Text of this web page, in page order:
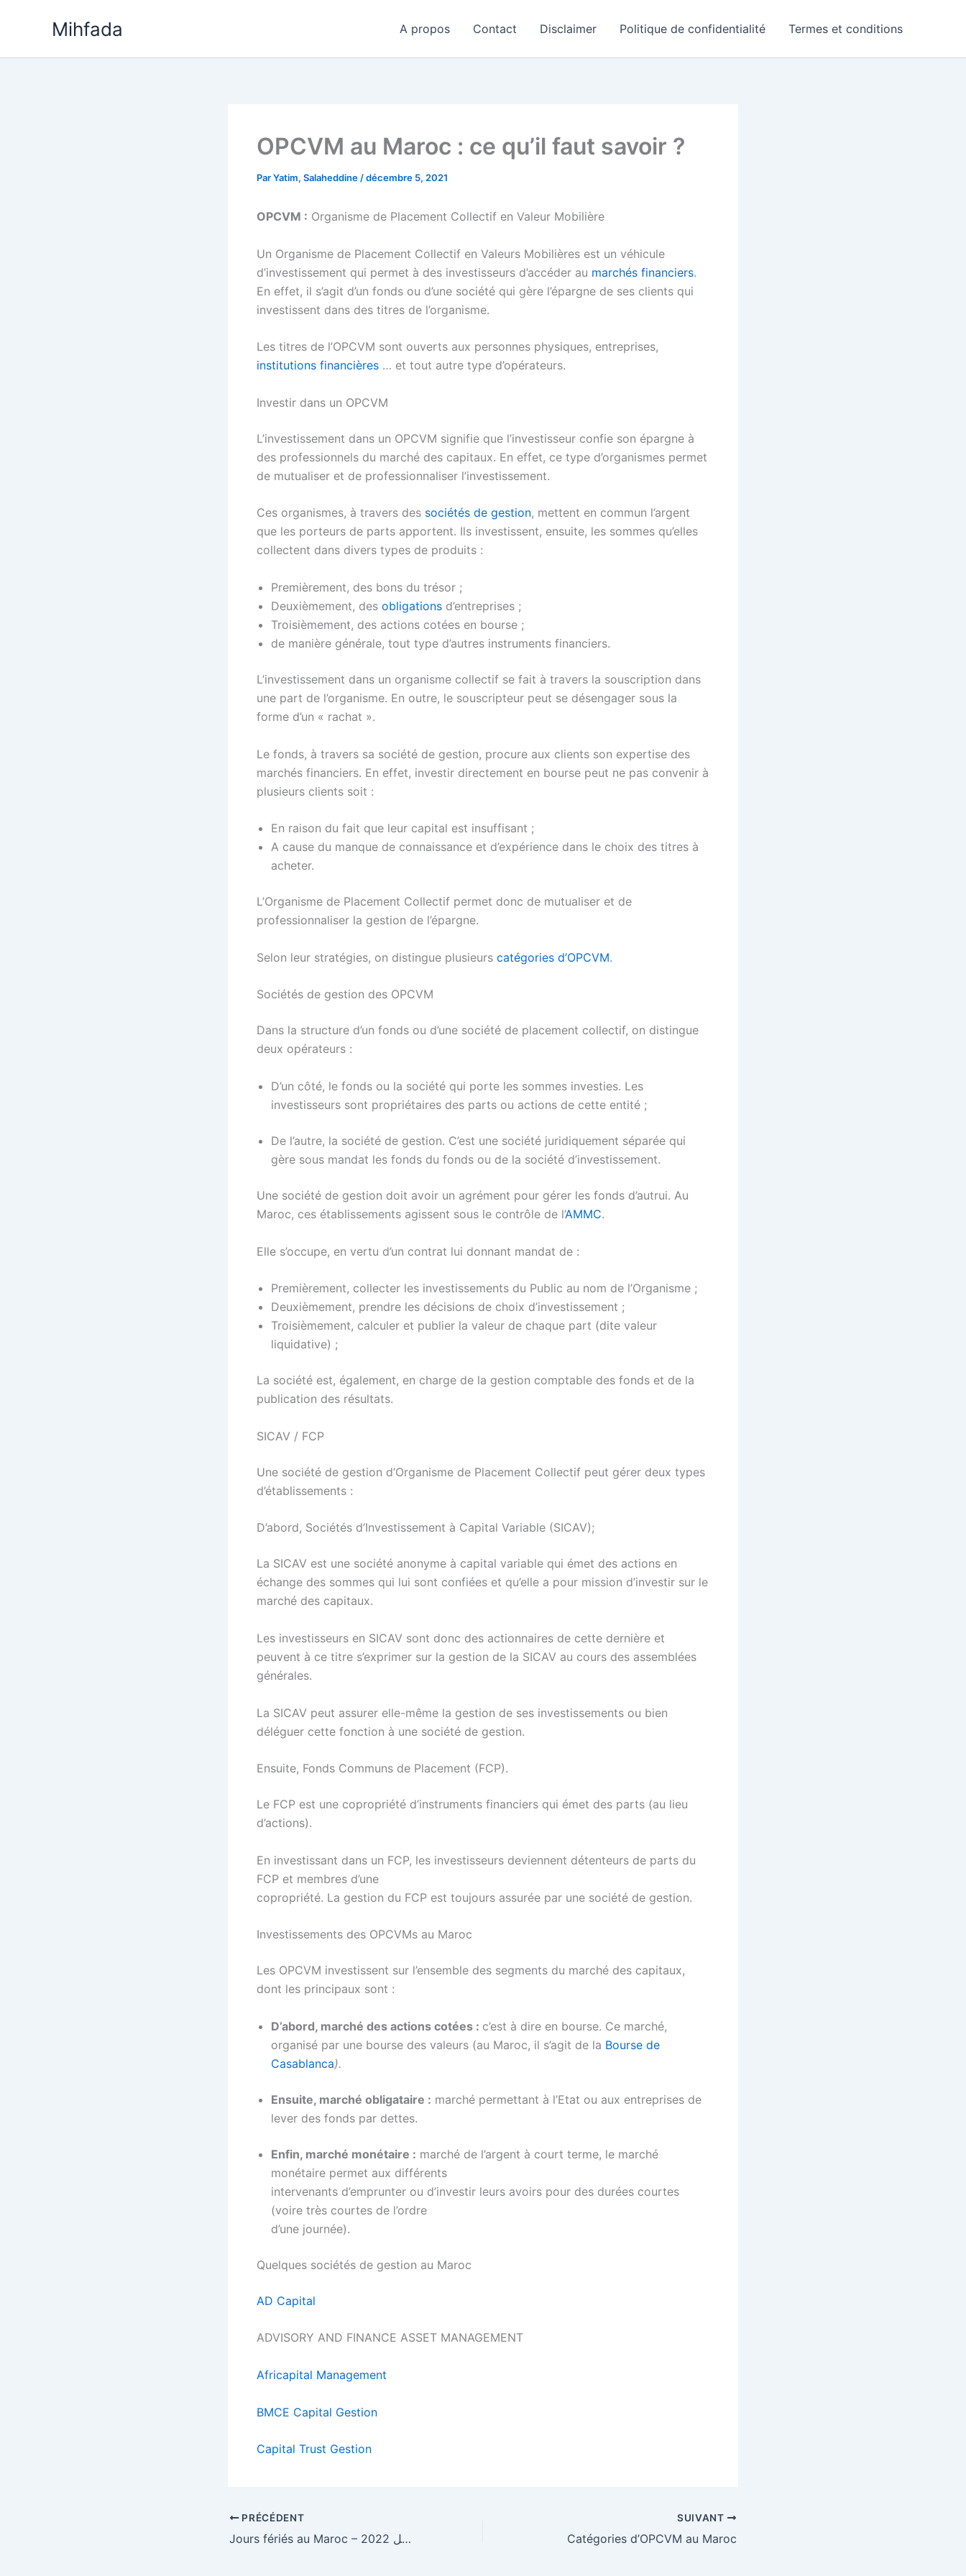
Mihfada A propos Contact Disclaimer Politique de confidentialité Termes et conditions
OPCVM au Maroc : ce qu’il faut savoir ?
ParYatim, Salaheddine /décembre 5, 2021
OPCVM : Organisme de Placement Collectif en Valeur Mobilière
Un Organisme de Placement Collectif en Valeurs Mobilières est un véhicule
d’investissement qui permet à des investisseurs d’accéder au marchés financiers.
En effet, il s’agit d’un fonds ou d’une société qui gère l’épargne de ses clients qui
investissent dans des titres de l’organisme.
Les titres de l’OPCVM sont ouverts aux personnes physiques, entreprises,
institutions financières … et tout autre type d’opérateurs.
Investir dans un OPCVM
L’investissement dans un OPCVM signifie que l’investisseur confie son épargne à
des professionnels du marché des capitaux. En effet, ce type d’organismes permet
de mutualiser et de professionnaliser l’investissement.
Ces organismes, à travers des sociétés de gestion, mettent en commun l’argent
que les porteurs de parts apportent. Ils investissent, ensuite, les sommes qu’elles
collectent dans divers types de produits :
Premièrement, des bons du trésor ;
Deuxièmement, des obligations d’entreprises ;
Troisièmement, des actions cotées en bourse ;
de manière générale, tout type d’autres instruments financiers.
L’investissement dans un organisme collectif se fait à travers la souscription dans
une part de l’organisme. En outre, le souscripteur peut se désengager sous la
forme d’un « rachat ».
Le fonds, à travers sa société de gestion, procure aux clients son expertise des
marchés financiers. En effet, investir directement en bourse peut ne pas convenir à
plusieurs clients soit :
En raison du fait que leur capital est insuffisant ;
A cause du manque de connaissance et d’expérience dans le choix des titres à
acheter.
L’Organisme de Placement Collectif permet donc de mutualiser et de
professionnaliser la gestion de l’épargne.
Selon leur stratégies, on distingue plusieurs catégories d’OPCVM.
Sociétés de gestion des OPCVM
Dans la structure d’un fonds ou d’une société de placement collectif, on distingue
deux opérateurs :
D’un côté, le fonds ou la société qui porte les sommes investies. Les
investisseurs sont propriétaires des parts ou actions de cette entité ;
De l’autre, la société de gestion. C’est une société juridiquement séparée qui
gère sous mandat les fonds du fonds ou de la société d’investissement.
Une société de gestion doit avoir un agrément pour gérer les fonds d’autrui. Au
Maroc, ces établissements agissent sous le contrôle de l’AMMC.
Elle s’occupe, en vertu d’un contrat lui donnant mandat de :
Premièrement, collecter les investissements du Public au nom de l’Organisme ;
Deuxièmement, prendre les décisions de choix d’investissement ;
Troisièmement, calculer et publier la valeur de chaque part (dite valeur
liquidative) ;
La société est, également, en charge de la gestion comptable des fonds et de la
publication des résultats.
SICAV / FCP
Une société de gestion d’Organisme de Placement Collectif peut gérer deux types
d’établissements :
D’abord, Sociétés d’Investissement à Capital Variable (SICAV);
La SICAV est une société anonyme à capital variable qui émet des actions en
échange des sommes qui lui sont confiées et qu’elle a pour mission d’investir sur le
marché des capitaux.
Les investisseurs en SICAV sont donc des actionnaires de cette dernière et
peuvent à ce titre s’exprimer sur la gestion de la SICAV au cours des assemblées
générales.
La SICAV peut assurer elle-même la gestion de ses investissements ou bien
déléguer cette fonction à une société de gestion.
Ensuite, Fonds Communs de Placement (FCP).
Le FCP est une copropriété d’instruments financiers qui émet des parts (au lieu
d’actions).
En investissant dans un FCP, les investisseurs deviennent détenteurs de parts du
FCP et membres d’une
copropriété. La gestion du FCP est toujours assurée par une société de gestion.
Investissements des OPCVMs au Maroc
Les OPCVM investissent sur l’ensemble des segments du marché des capitaux,
dont les principaux sont :
D’abord, marché des actions cotées : c’est à dire en bourse. Ce marché,
organisé par une bourse des valeurs (au Maroc, il s’agit de la Bourse de
Casablanca).
Ensuite, marché obligataire : marché permettant à l’Etat ou aux entreprises de
lever des fonds par dettes.
Enfin, marché monétaire : marché de l’argent à court terme, le marché
monétaire permet aux différents
intervenants d’emprunter ou d’investir leurs avoirs pour des durées courtes
(voire très courtes de l’ordre
d’une journée).
Quelques sociétés de gestion au Maroc
AD Capital
ADVISORY AND FINANCE ASSET MANAGEMENT
Africapital Management
BMCE Capital Gestion
Capital Trust Gestion
PRÉCÉDENT
Jours fériés au Maroc – 2022 لائحة العطل
SUIVANT
Catégories d’OPCVM au Maroc